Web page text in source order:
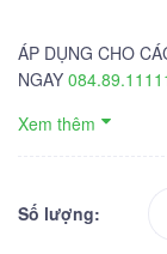
ÁP DỤNG CHO
NGAY
Xem thêm
Số lượng: